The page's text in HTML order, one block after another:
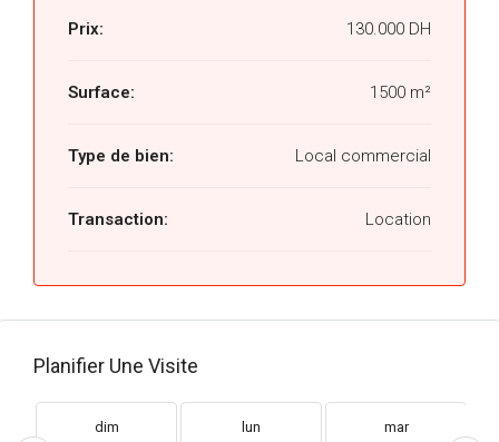
Prix: 130.000 DH
Surface: 1500 m²
Type de bien: Local commercial
Transaction: Location
Planifier Une Visite
dim lun mar